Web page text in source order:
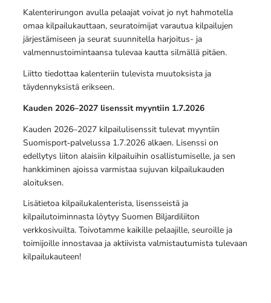
Kalenterirungon avulla pelaajat voivat jo nyt hahmotella
omaa kilpailukauttaan, seuratoimijat varautua kilpailujen
järjestämiseen ja seurat suunnitella harjoitus- ja
valmennustoimintaansa tulevaa kautta silmällä pitäen.
Liitto tiedottaa kalenteriin tulevista muutoksista ja
täydennyksistä erikseen.
Kauden 2026–2027 lisenssit myyntiin 1.7.2026
Kauden 2026–2027 kilpailulisenssit tulevat myyntiin
Suomisport‑palvelussa 1.7.2026 alkaen. Lisenssi on
edellytys liiton alaisiin kilpailuihin osallistumiselle, ja sen
hankkiminen ajoissa varmistaa sujuvan kilpailukauden
aloituksen.
Lisätietoa kilpailukalenterista, lisensseistä ja
kilpailutoiminnasta löytyy Suomen Biljardiliiton
verkkosivuilta. Toivotamme kaikille pelaajille, seuroille ja
toimijoille innostavaa ja aktiivista valmistautumista tulevaan
kilpailukauteen!